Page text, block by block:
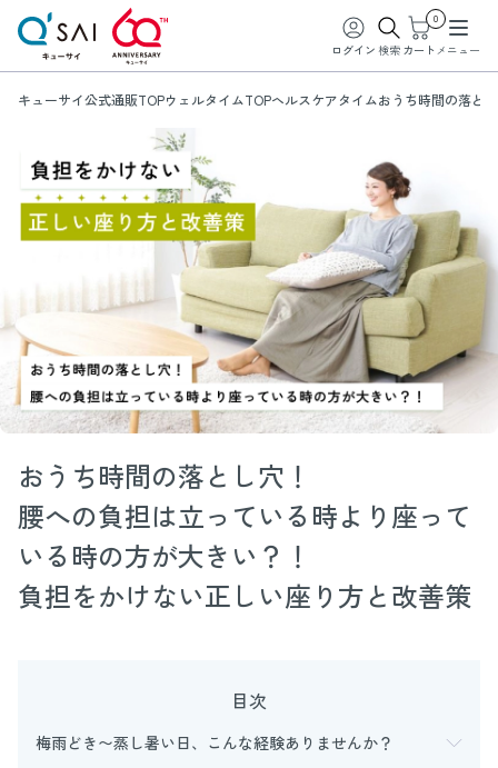
ログイン 検索
0
カート メニュー
キューサイ公式通販TOPウェルタイムTOPヘルスケアタイムおうち時間の落と
おうち時間の落とし穴！
腰への負担は立っている時より座って
いる時の方が大きい？！
負担をかけない正しい座り方と改善策
目次
梅雨どき〜蒸し暑い日、こんな経験ありませんか？